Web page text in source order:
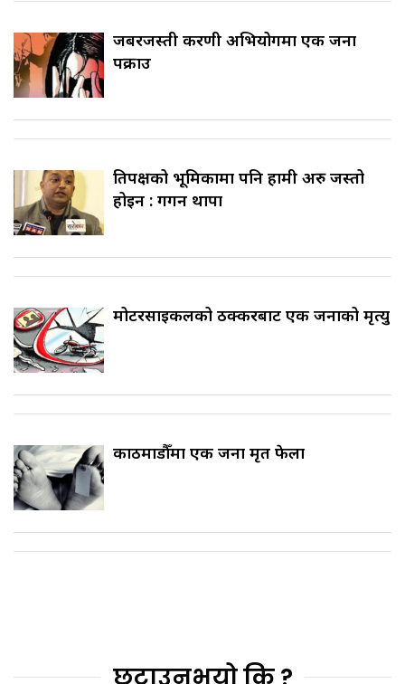
जबरजस्ती करणी अभियोगमा एक जना
पक्राउ
प्रतिपक्षको भूमिकामा पनि हामी अरु जस्तो
होइन : गगन थापा
मोटरसाइकलको ठक्करबाट एक जनाको मृत्यु
काठमाडौँमा एक जना मृत फेला